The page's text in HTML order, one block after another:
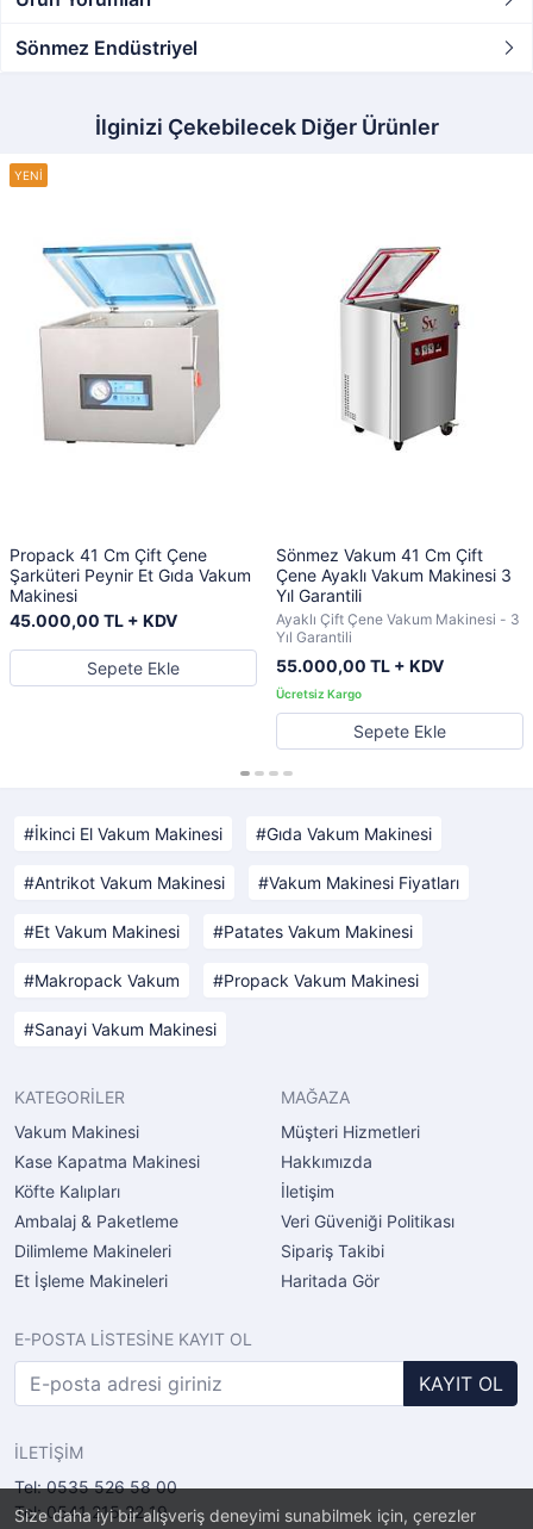
Size daha iyi bir alışveriş deneyimi sunabilmek için, çerezler
Sönmez Endüstriyel
İlginizi Çekebilecek Diğer Ürünler
Propack 41 Cm Çift Çene
Şarküteri Peynir Et Gıda Vakum
Makinesi
45.000,00 TL + KDV
Sepete Ekle
Sönmez Vakum 41 Cm Çift
Çene Ayaklı Vakum Makinesi 3
Yıl Garantili
Ayaklı Çift Çene Vakum Makinesi - 3
Yıl Garantili
55.000,00 TL + KDV
Sepete Ekle
İkinci El Vakum Makinesi Gıda Vakum Makinesi
Antrikot Vakum Makinesi Vakum Makinesi Fiyatları
Et Vakum Makinesi Patates Vakum Makinesi
Makropack Vakum Propack Vakum Makinesi
Sanayi Vakum Makinesi
KATEGORİLER
Vakum Makinesi
Kase Kapatma Makinesi
Köfte Kalıpları
Ambalaj & Paketleme
Dilimleme Makineleri
Et İşleme Makineleri
MAĞAZA
Müşteri Hizmetleri
Hakkımızda
İletişim
Veri Güveniği Politikası
Sipariş Takibi
Haritada Gör
E-POSTA LİSTESİNE KAYIT OL
KAYIT OL
İLETİŞİM
Tel: 0535 526 58 00
Tel: 0541 215 22 19